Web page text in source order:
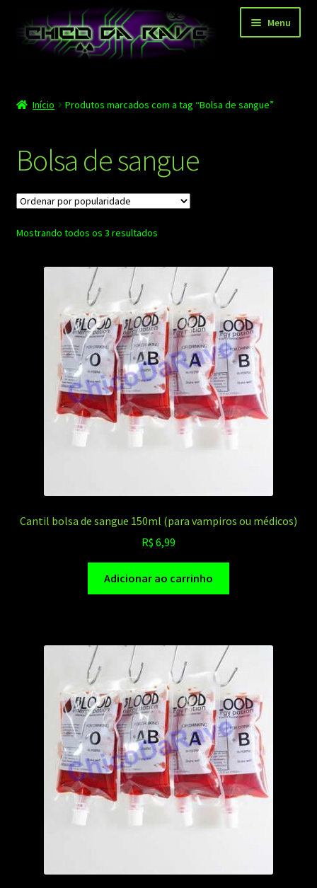
para
navegação
para
Menu
Depoimentos
Carrinho
Finalizar compra
Minha conta
Contato
Início Produtos marcados com a tag “Bolsa de sangue”
Bolsa de sangue
Mostrando todos os 3 resultadosClassificado
Cantil bolsa de sangue 150ml (para vampiros ou médicos)
R$ 6,99
Adicionar ao carrinho